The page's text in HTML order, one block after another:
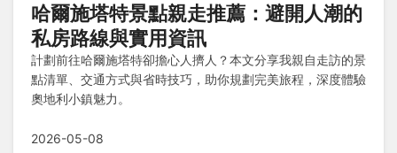
哈爾施塔特景點親走推薦：避開人潮的
私房路線與實用資訊
計劃前往哈爾施塔特卻擔心人擠人？本文分享我親自走訪的景
點清單、交通方式與省時技巧，助你規劃完美旅程，深度體驗
奧地利小鎮魅力。
2026-05-08